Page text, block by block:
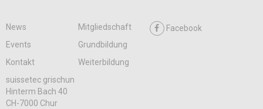
News
Mitgliedschaft
Events
Grundbildung
Kontakt
Weiterbildung
Facebook
suissetec grischun
Hinterm Bach 40
CH-7000 Chur